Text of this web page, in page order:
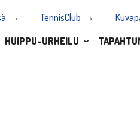
TennisClub
HUIPPU-URHEILU